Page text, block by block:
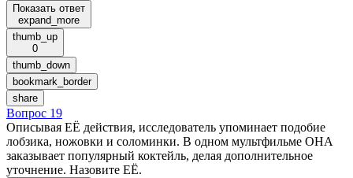
Показать ответ
expand_more
thumb_up
0
thumb_down
bookmark_border
share
Вопрос 19
Описывая ЕЁ действия, исследователь упоминает подобие
лобзика, ножовки и соломинки. В одном мультфильме ОНА
заказывает популярный коктейль, делая дополнительное
уточнение. Назовите ЕЁ.